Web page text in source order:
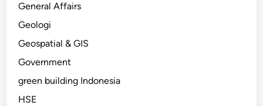
General Affairs
Geologi
Geospatial & GIS
Government
green building Indonesia
HSE